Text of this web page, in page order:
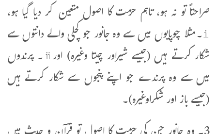
صراحتاً تو نہ ہو، تاہم حرمت کا اصول متعین کر دیا گیا ہو،
ⅰ۔مثلا چوپایوں میں سے وہ جانور جو کچلی والے دانتوں سے
شکار کرتے ہیں (جیسے شیراور چیتا وغیرہ) اورⅱ۔ پرندوں
میں سے وہ پرندے جو اپنے پنجوں سے شکار کرتے ہیں
(جیسے باز اور شکراوغیرہ)۔